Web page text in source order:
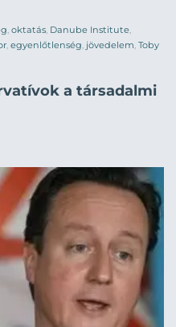
oktatás Danube Institute
egyenlőtlenség jövedelem Toby
a társadalmi